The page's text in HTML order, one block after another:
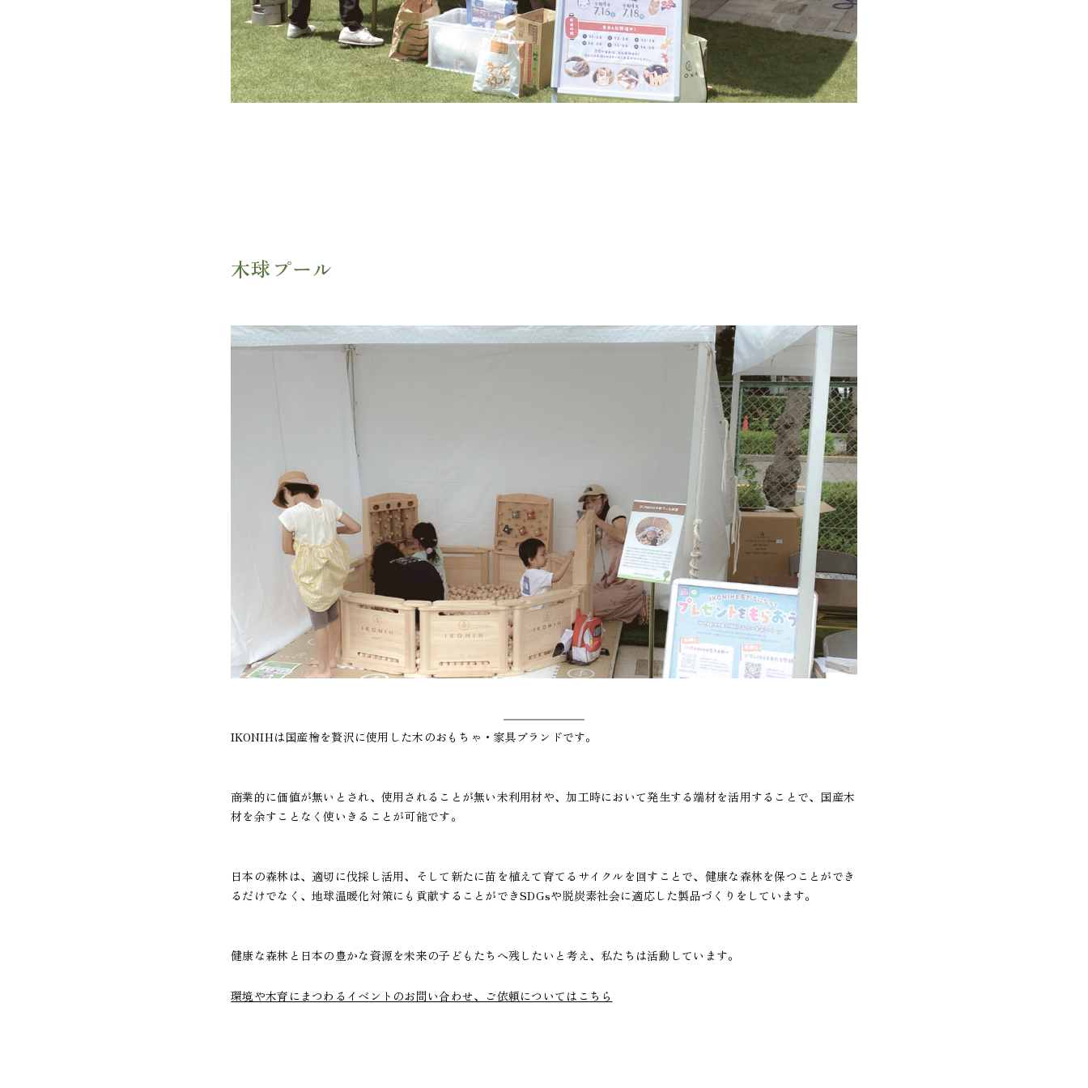
木球プール
IKONIHは国産檜を贅沢に使用した木のおもちゃ・家具ブランドです。
商業的に価値が無いとされ、使用されることが無い未利用材や、加工時において発生する端材を活用することで、国産木
材を余すことなく使いきることが可能です。
日本の森林は、適切に伐採し活用、そして新たに苗を植えて育てるサイクルを回すことで、健康な森林を保つことができ
るだけでなく、地球温暖化対策にも貢献することができSDGsや脱炭素社会に適応した製品づくりをしています。
健康な森林と日本の豊かな資源を未来の子どもたちへ残したいと考え、私たちは活動しています。
環境や木育にまつわるイベントのお問い合わせ、ご依頼についてはこちら